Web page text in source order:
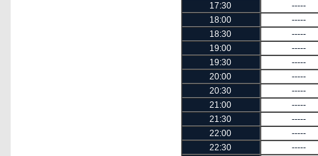
17:30
-----
18:00
-----
18:30
-----
19:00
-----
19:30
-----
20:00
-----
20:30
-----
21:00
-----
21:30
-----
22:00
-----
22:30
-----